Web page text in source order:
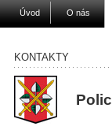
Úvod O nás
KONTAKTY